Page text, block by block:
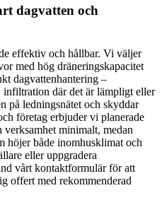
dagvatten och
effektiv och hållbar. Vi väljer
med hög dräneringskapacitet
dagvattenhantering –
där det är lämpligt eller
på ledningsnätet och skyddar
företag erbjuder vi planerade
verksamhet minimalt, medan
höjer både inomhusklimat och
eller uppgradera
vårt kontaktformulär för att
offert med rekommenderad